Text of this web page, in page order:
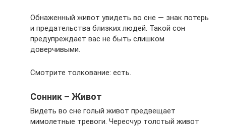
Обнаженный живот увидеть во сне — знак потерь
и предательства близких людей. Такой сон
предупреждает вас не быть слишком
доверчивыми.
Смотрите толкование: есть.
Сонник – Живот
Видеть во сне голый живот предвещает
мимолетные тревоги. Чересчур толстый живот